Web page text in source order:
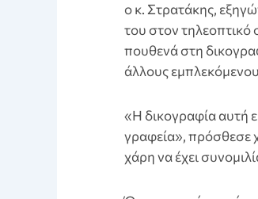
ο κ. Στρατάκης,
του στον τηλεοπτικό
πουθενά στη
άλλους
«Η δικογραφία αυτή
γραφεία», πρόσθεσε
χάρη να έχει